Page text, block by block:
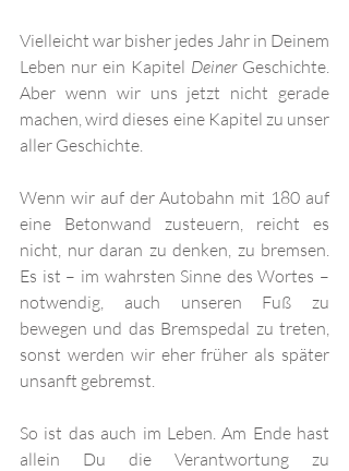
Vielleicht war bisher jedes Jahr in Deinem
Leben nur ein Kapitel Deiner Geschichte.
Aber wenn wir uns jetzt nicht gerade
machen, wird dieses eine Kapitel zu unser
aller Geschichte.
Wenn wir auf der Autobahn mit 180 auf
eine Betonwand zusteuern, reicht es
nicht, nur daran zu denken, zu bremsen.
Es ist – im wahrsten Sinne des Wortes –
notwendig, auch unseren Fuß zu
bewegen und das Bremspedal zu treten,
sonst werden wir eher früher als später
unsanft gebremst.
So ist das auch im Leben. Am Ende hast
allein Du die Verantwortung zu